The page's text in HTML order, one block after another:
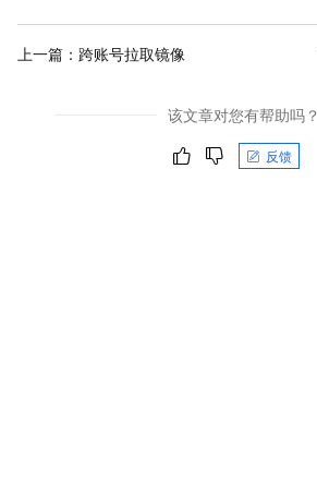
上一篇： 跨账号拉取镜像
该文章对您有帮助吗？
反馈